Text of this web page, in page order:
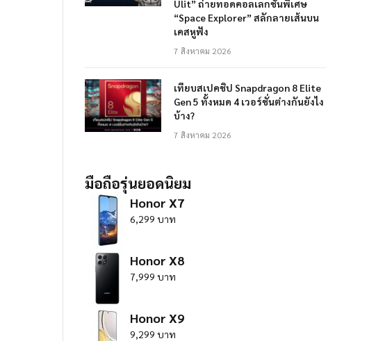
Ulit” ถ่ายทอดคอลเลกชันพิเศษ
“Space Explorer” สลักลายเส้นบน
เคสหูฟัง
7 สิงหาคม 2026
เทียบสเปคชิป Snapdragon 8 Elite
Gen 5 ทั้งหมด 4 เวอร์ชั่นต่างกันยังไง
บ้าง?
7 สิงหาคม 2026
มือถือรุ่นยอดนิยม
Honor X7
6,299 บาท
Honor X8
7,999 บาท
Honor X9
9,299 บาท